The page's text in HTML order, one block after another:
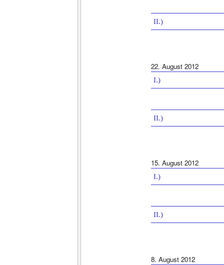
II.)
22. August 2012
I.)
II.)
15. August 2012
I.)
II.)
8. August 2012